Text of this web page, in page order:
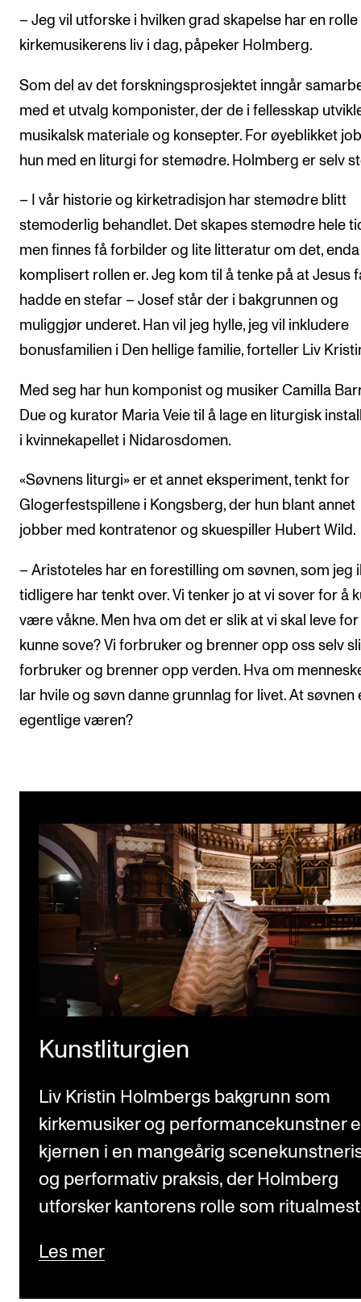
– Jeg vil utforske i hvilken grad skapelse har en rolle
kirkemusikerens liv i dag, påpeker Holmberg.
Som del av det forskningsprosjektet inngår
med et utvalg komponister, der de i fellesskap
musikalsk materiale og konsepter. For øyeblikket
hun med en liturgi for stemødre. Holmberg er selv
– I vår historie og kirketradisjon har stemødre blitt
stemoderlig behandlet. Det skapes stemødre hele
men finnes få forbilder og lite litteratur om det, enda
komplisert rollen er. Jeg kom til å tenke på at Jesus
hadde en stefar – Josef står der i bakgrunnen og
muliggjør underet. Han vil jeg hylle, jeg vil inkludere
bonusfamilien i Den hellige familie, forteller Liv
Med seg har hun komponist og musiker Camilla
Due og kurator Maria Veie til å lage en liturgisk
i kvinnekapellet i Nidarosdomen.
«Søvnens liturgi» er et annet eksperiment, tenkt for
Glogerfestspillene i Kongsberg, der hun blant annet
jobber med kontratenor og skuespiller Hubert Wild.
– Aristoteles har en forestilling om søvnen, som jeg
tidligere har tenkt over. Vi tenker jo at vi sover for å
være våkne. Men hva om det er slik at vi skal leve for
kunne sove? Vi forbruker og brenner opp oss selv
forbruker og brenner opp verden. Hva om
lar hvile og søvn danne grunnlag for livet. At søvnen
egentlige væren?
Kunstliturgien
Liv Kristin Holmbergs bakgrunn som
kirkemusiker og performancekunstner
kjernen i en mangeårig
og performativ praksis, der Holmberg
utforsker kantorens rolle som
Les mer